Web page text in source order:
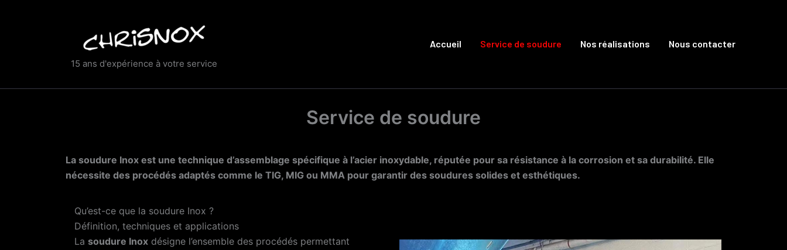
15 ans d'expérience à votre service
Accueil Service de soudure Nos réalisations Nous contacter
Service de soudure
La soudure Inox est une technique d’assemblage spécifique à l’acier inoxydable, réputée pour sa résistance à la corrosion et sa durabilité. Elle
nécessite des procédés adaptés comme le TIG, MIG ou MMA pour garantir des soudures solides et esthétiques.
Qu’est-ce que la soudure Inox ?
Définition, techniques et applications
La soudure Inox désigne l’ensemble des procédés permettant